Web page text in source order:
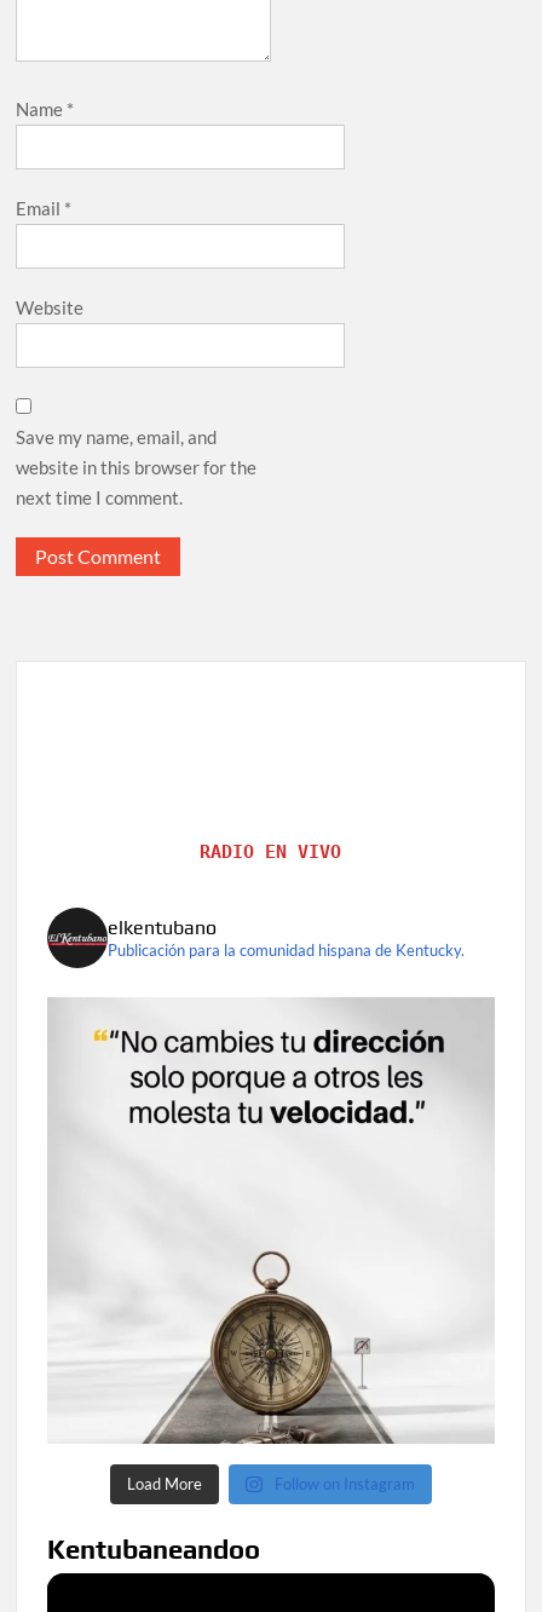
Name *
Email *
Website
Save my name, email, and
website in this browser for the
next time I comment.
RADIO EN VIVO
elkentubano
Publicación para la comunidad hispana de Kentucky.
Load More Follow on Instagram
Kentubaneandoo